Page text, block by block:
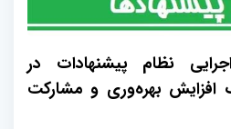
نظام پیشنهادات در
افزایش بهره‌وری و مشارکت